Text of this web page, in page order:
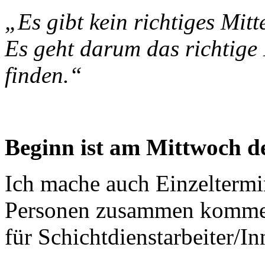
„Es gibt kein richtiges
Es geht darum das
finden.“
Beginn ist am Mittwoch
Ich mache auch
Personen zusammen
für Schichtdienstarbeiter/